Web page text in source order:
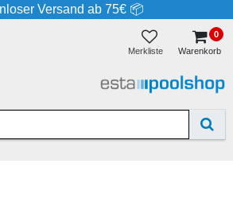
Versand ab 75€ 📦
Merkliste
0
Warenkorb